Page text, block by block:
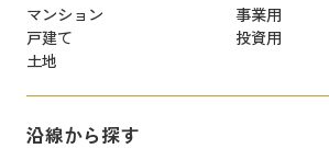
マンション
事業用
戸建て
投資用
土地
沿線から探す